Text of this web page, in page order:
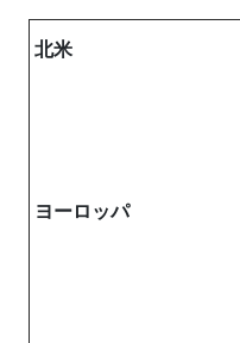
北米
ヨーロッパ